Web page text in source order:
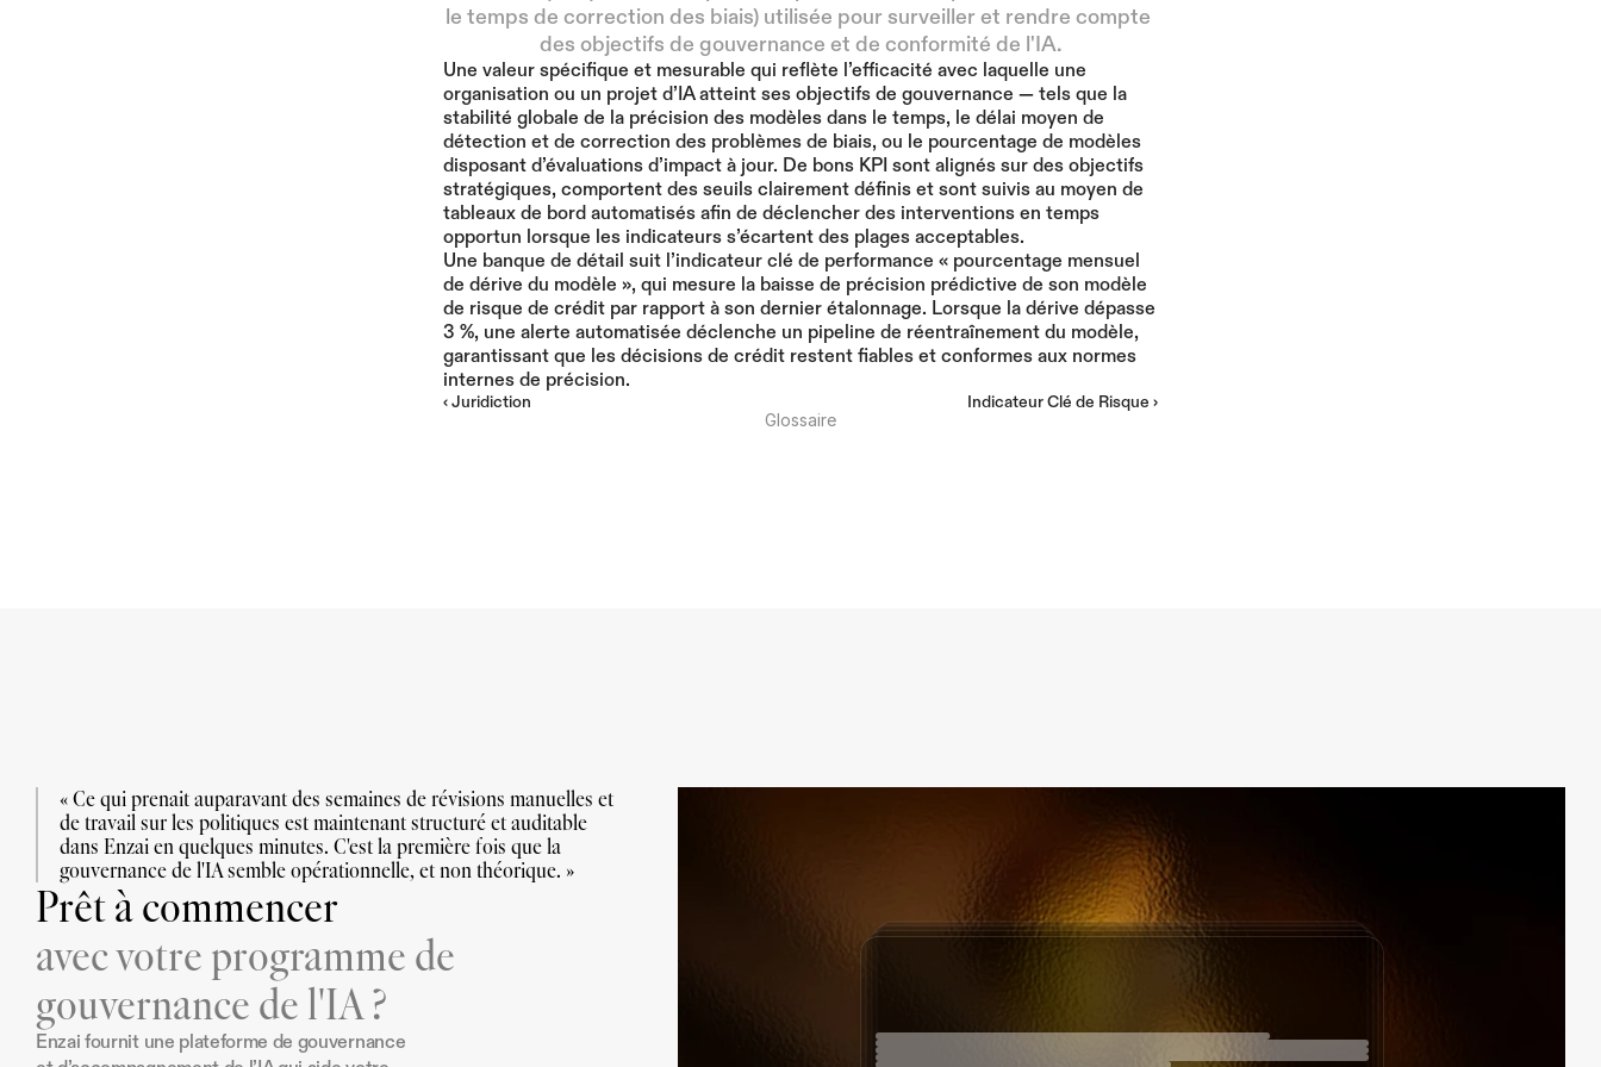
le temps de correction des biais) utilisée pour surveiller et rendre compte
des objectifs de gouvernance et de conformité de l'IA.
Une valeur spécifique et mesurable qui reflète l’efficacité avec laquelle une
organisation ou un projet d’IA atteint ses objectifs de gouvernance — tels que la
stabilité globale de la précision des modèles dans le temps, le délai moyen de
détection et de correction des problèmes de biais, ou le pourcentage de modèles
disposant d’évaluations d’impact à jour. De bons KPI sont alignés sur des objectifs
stratégiques, comportent des seuils clairement définis et sont suivis au moyen de
tableaux de bord automatisés afin de déclencher des interventions en temps
opportun lorsque les indicateurs s’écartent des plages acceptables.
Une banque de détail suit l’indicateur clé de performance « pourcentage mensuel
de dérive du modèle », qui mesure la baisse de précision prédictive de son modèle
de risque de crédit par rapport à son dernier étalonnage. Lorsque la dérive dépasse
3 %, une alerte automatisée déclenche un pipeline de réentraînement du modèle,
garantissant que les décisions de crédit restent fiables et conformes aux normes
internes de précision.
‹ Juridiction Indicateur Clé de Risque ›
Glossaire
« Ce qui prenait auparavant des semaines de révisions manuelles et
de travail sur les politiques est maintenant structuré et auditable
dans Enzai en quelques minutes. C'est la première fois que la
gouvernance de l'IA semble opérationnelle, et non théorique. »
Prêt à commencer
avec votre programme de
gouvernance de l'IA ?
Enzai fournit une plateforme de gouvernance
Cas d'utilisation provisoire
Cas d'utilisation provisoire